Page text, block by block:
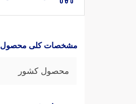
مشخصات کلی محصول
محصول کشور